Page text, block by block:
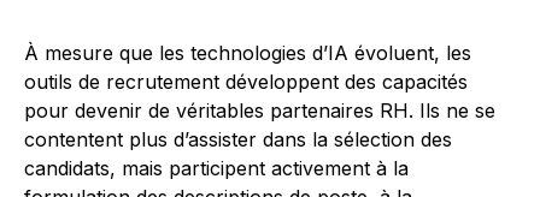
À mesure que les technologies d’IA évoluent, les
outils de recrutement développent des capacités
pour devenir de véritables partenaires RH. Ils ne se
contentent plus d’assister dans la sélection des
candidats, mais participent activement à la